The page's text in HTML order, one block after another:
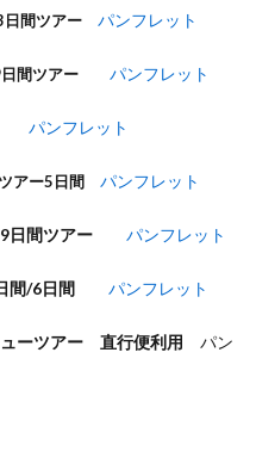
日間ツアー パンフレット
間ツアー パンフレット
パンフレット
アー5日間 パンフレット
日間ツアー パンフレット
間/6日間 パンフレット
ューツアー 直行便利用 パン